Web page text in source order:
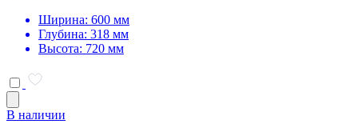
Ширина: 600 мм
Глубина: 318 мм
Высота: 720 мм
В наличии